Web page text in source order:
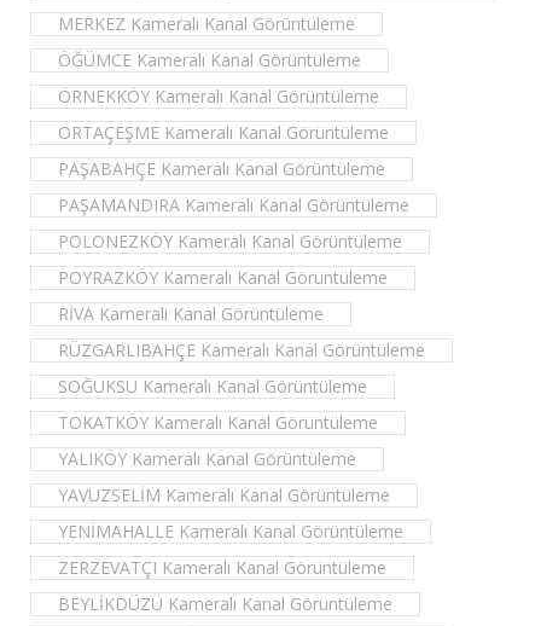
MERKEZ Kameralı Kanal Görüntüleme
ÖĞÜMCE Kameralı Kanal Görüntüleme
ÖRNEKKÖY Kameralı Kanal Görüntüleme
ORTAÇEŞME Kameralı Kanal Görüntüleme
PAŞABAHÇE Kameralı Kanal Görüntüleme
PAŞAMANDIRA Kameralı Kanal Görüntüleme
POLONEZKÖY Kameralı Kanal Görüntüleme
POYRAZKÖY Kameralı Kanal Görüntüleme
RİVA Kameralı Kanal Görüntüleme
RÜZGARLIBAHÇE Kameralı Kanal Görüntüleme
SOĞUKSU Kameralı Kanal Görüntüleme
TOKATKÖY Kameralı Kanal Görüntüleme
YALIKÖY Kameralı Kanal Görüntüleme
YAVUZSELİM Kameralı Kanal Görüntüleme
YENİMAHALLE Kameralı Kanal Görüntüleme
ZERZEVATÇI Kameralı Kanal Görüntüleme
BEYLİKDÜZÜ Kameralı Kanal Görüntüleme